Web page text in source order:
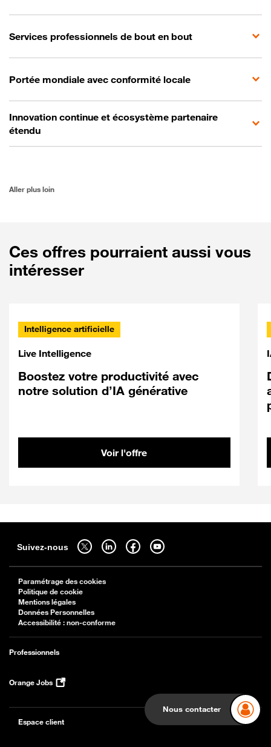
Services professionnels de bout en bout
Portée mondiale avec conformité locale
Innovation continue et écosystème partenaire
étendu
Aller plus loin
Ces offres pourraient aussi vous
intéresser
Intelligence artificielle
Live Intelligence
Boostez votre productivité avec
notre solution d’IA générative
Voir l'offre
Nous contacter
Suivez-nous
Suivez-nous sur twitter - ouverture dans un nouvel onglet
Suivez-nous sur linkedin - ouverture dans un nouvel onglet
Suivez-nous sur facebook - ouverture dans un
Suivez-nous sur youtube - ouverture dans
Paramétrage des cookies
Politique de cookie
Mentions légales
Données Personnelles
Accessibilité : non-conforme
Professionnels
Orange Jobs
Espace client